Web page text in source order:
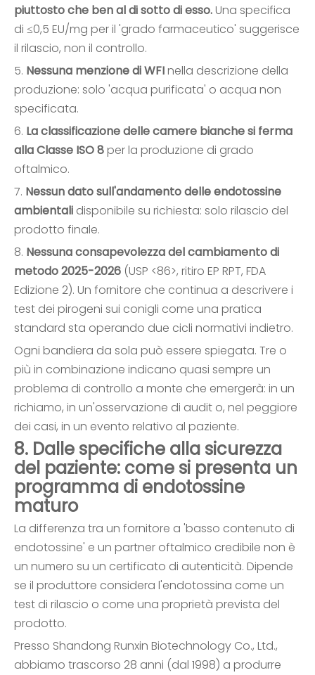
piuttosto che ben al di sotto di esso.Una specifica
di ≤0,5 EU/mg per il 'grado farmaceutico' suggerisce
il rilascio, non il controllo.
5. Nessuna menzione di WFInella descrizione della
produzione: solo 'acqua purificata' o acqua non
specificata.
6. La classificazione delle camere bianche si ferma
alla Classe ISO 8per la produzione di grado
oftalmico.
7. Nessun dato sull'andamento delle endotossine
ambientali disponibile su richiesta: solo rilascio del
prodotto finale.
8. Nessuna consapevolezza del cambiamento di
metodo 2025-2026 (USP <86>, ritiro EP RPT, FDA
Edizione 2). Un fornitore che continua a descrivere i
test dei pirogeni sui conigli come una pratica
standard sta operando due cicli normativi indietro.
Ogni bandiera da sola può essere spiegata. Tre o
più in combinazione indicano quasi sempre un
problema di controllo a monte che emergerà: in un
richiamo, in un'osservazione di audit o, nel peggiore
dei casi, in un evento relativo al paziente.
8. Dalle specifiche alla sicurezza
del paziente: come si presenta un
programma di endotossine
maturo
La differenza tra un fornitore a 'basso contenuto di
endotossine' e un partner oftalmico credibile non è
un numero su un certificato di autenticità. Dipende
se il produttore considera l'endotossina come un
test di rilascio o come una proprietà prevista del
prodotto.
Presso Shandong Runxin Biotechnology Co., Ltd.,
abbiamo trascorso 28 anni (dal 1998) a produrre